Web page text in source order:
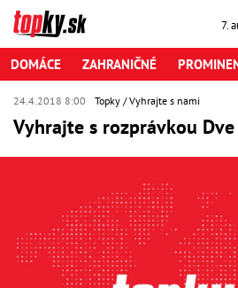
7.
DOMÁCE ZAHRANIČNÉ
24.4.2018 8:00 Topky Vyhrajte s nami
Vyhrajte s rozprávkou